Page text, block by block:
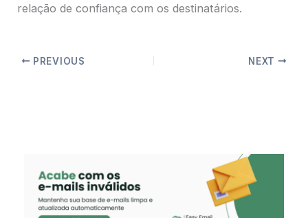
relação de confiança com os destinatários.
PREVIOUS NEXT